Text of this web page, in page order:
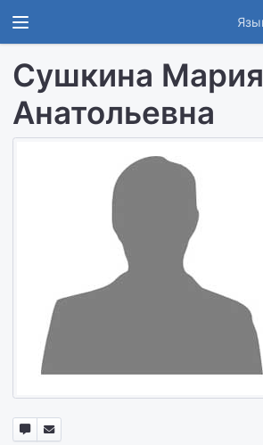
Сушкина Мария
Анатольевна